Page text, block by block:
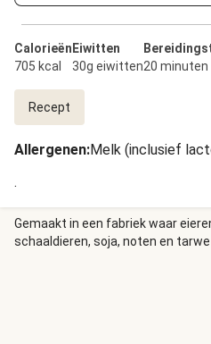
Calorieën
705 kcal
Eiwitten
30g eiwitten20 minuten
Recept
Allergenen:Melk (inclusief
.
Gemaakt in een fabriek waar
schaaldieren, soja, noten en